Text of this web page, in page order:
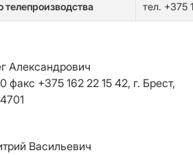
телепроизводства тел. +375
Александрович
факс +375 162 22 15 42, г. Брест,
Васильевич